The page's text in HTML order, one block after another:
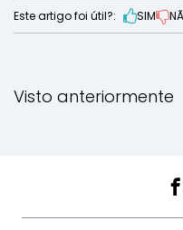
Este artigo foi útil?: SIM
Visto anteriormente